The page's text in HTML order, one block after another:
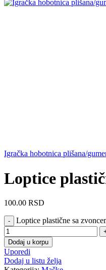
Igračka hobotnica plišana/
Loptice
100.00 RSD
Loptice plastične sa
Dodaj u korpu
Uporedi
Dodaj u listu želja